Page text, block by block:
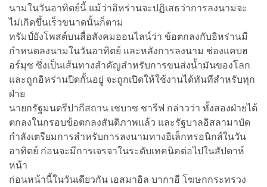
นามในวันอาทิตย์นี้ แม้ว่าอิหร่านจะปฏิเสธว่าการลงนามจะ
ไม่เกิดขึ้นเร็วขนาดนั้นก็ตาม
ทรัมป์ยังโพสต์บนสื่อสังคมออนไลน์ว่า ข้อตกลงกับอิหร่านมี
กำหนดลงนามในวันอาทิตย์ และหลังการลงนาม ช่องแคบฮ
อร์มุซ ซึ่งเป็นเส้นทางสำคัญสำหรับการขนส่งน้ำมันของโลก
และถูกอิหร่านปิดกั้นอยู่ จะถูกเปิดให้ใช้งานได้ทันทีสำหรับทุก
ฝ่าย
นายกรัฐมนตรีปากีสถาน เชบาซ ชารีฟ กล่าวว่า ทั้งสองฝ่ายได้
ตกลงในกรอบข้อตกลงสันติภาพแล้ว และรัฐบาลอิสลามาบัด
กำลังเตรียมการสำหรับการลงนามทางอิเล็กทรอนิกส์ในวัน
อาทิตย์ ก่อนจะมีการเจรจาในระดับเทคนิคต่อไปในสัปดาห์
หน้า
ก่อนหน้านี้ในวันเดียวกัน เอสมาอิล บากาอี โฆษกกระทรวง